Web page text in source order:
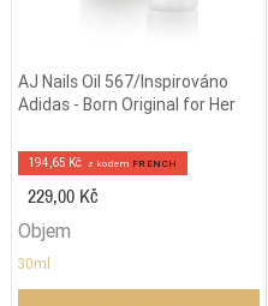
AJ Nails Oil 567/Inspirováno
Adidas - Born Original for Her
194,65 Kč z kodem FRENCH
229,00 Kč
Objem
30ml